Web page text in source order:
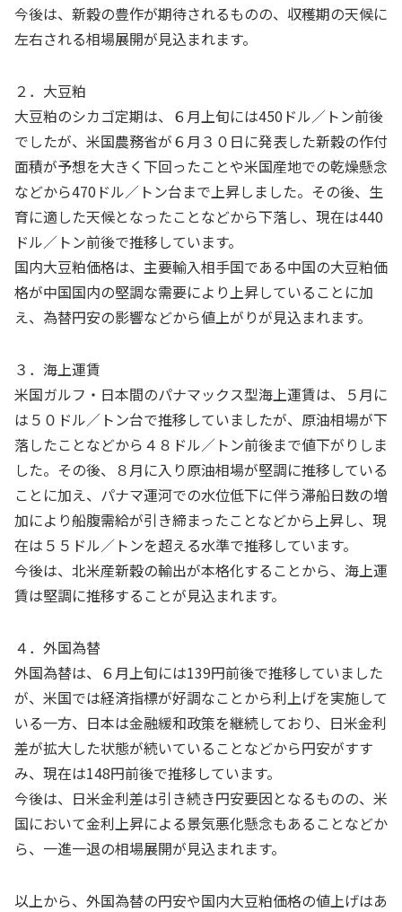
今後は、新穀の豊作が期待されるものの、収穫期の天候に
左右される相場展開が見込まれます。
２．大豆粕
大豆粕のシカゴ定期は、６月上旬には450 ドル／トン前後
でしたが、米国農務省が６月３０日に発表した新穀の作付
面積が予想を大きく下回ったことや米国産地での乾燥懸念
などから470 ドル／トン台まで上昇しました。その後、生
育に適した天候となったことなどから下落し、現在は440
ドル／トン前後で推移しています。
国内大豆粕価格は、主要輸入相手国である中国の大豆粕価
格が中国国内の堅調な需要により上昇していることに加
え、為替円安の影響などから値上がりが見込まれます。
３．海上運賃
米国ガルフ・日本間のパナマックス型海上運賃は、５月に
は５０ドル／トン台で推移していましたが、原油相場が下
落したことなどから４８ドル／トン前後まで値下がりしま
した。その後、８月に入り原油相場が堅調に推移している
ことに加え、パナマ運河での水位低下に伴う滞船日数の増
加により船腹需給が引き締まったことなどから上昇し、現
在は５５ドル／トンを超える水準で推移しています。
今後は、北米産新穀の輸出が本格化することから、海上運
賃は堅調に推移することが見込まれます。
４．外国為替
外国為替は、６月上旬には139円前後で推移していました
が、米国では経済指標が好調なことから利上げを実施して
いる一方、日本は金融緩和政策を継続しており、日米金利
差が拡大した状態が続いていることなどから円安がすす
み、現在は148円前後で推移しています。
今後は、日米金利差は引き続き円安要因となるものの、米
国において金利上昇による景気悪化懸念もあることなどか
ら、一進一退の相場展開が見込まれます。
以上から、外国為替の円安や国内大豆粕価格の値上げはあ